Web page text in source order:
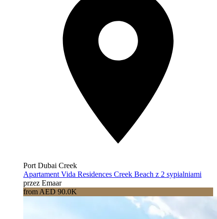
Port Dubai Creek
Apartament Vida Residences Creek Beach z 2 sypialniami
przez Emaar
from AED 90.0K